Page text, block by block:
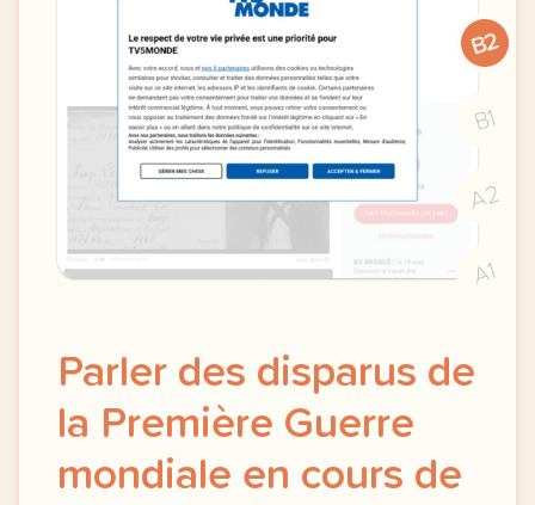
B2
B1
A2
A1
Parler des disparus de
la Première Guerre
mondiale en cours de